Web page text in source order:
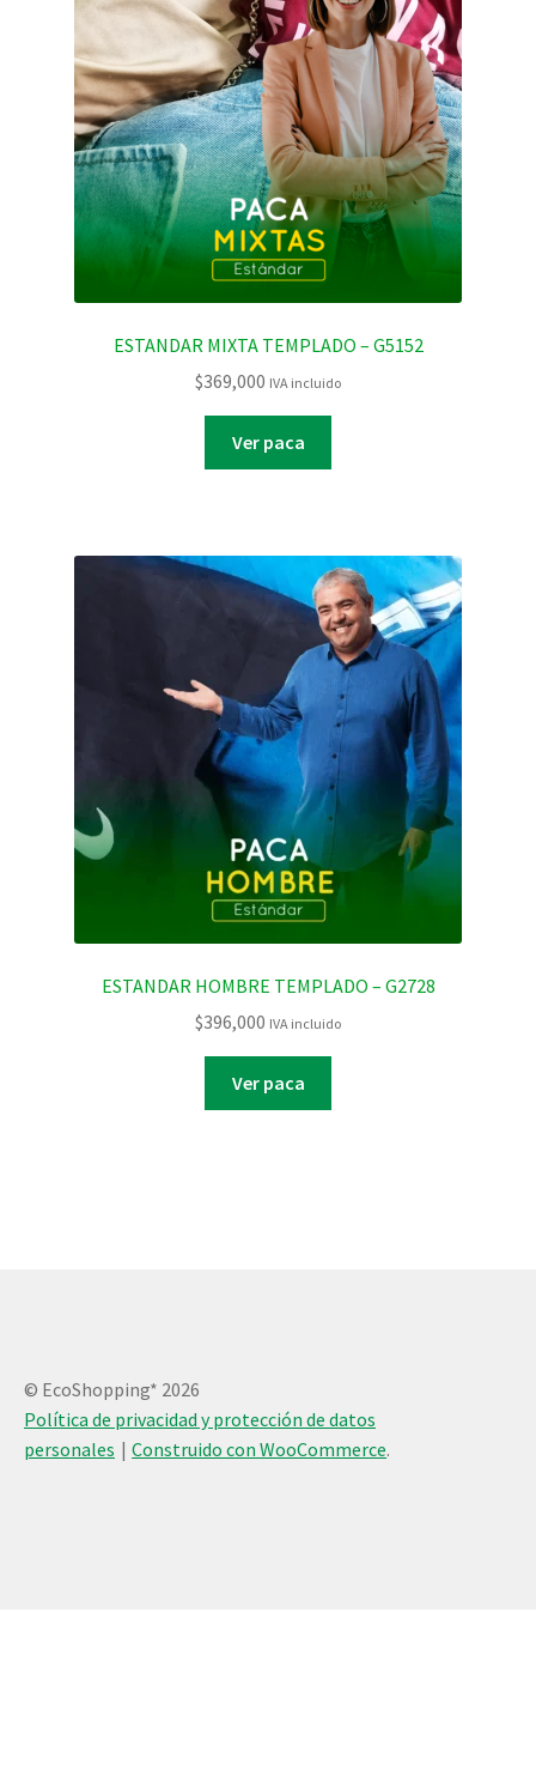
ESTANDAR MIXTA TEMPLADO – G5152
$369,000 IVA incluido
Ver paca
ESTANDAR HOMBRE TEMPLADO – G2728
$396,000 IVA incluido
Ver paca
© EcoShopping* 2026
Política de privacidad y protección de datos
personales
Construido con WooCommerce.